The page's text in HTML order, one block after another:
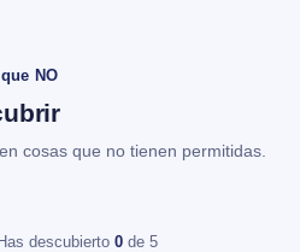
NO
cosas que no tienen permitidas.
Has descubierto 0 de 5